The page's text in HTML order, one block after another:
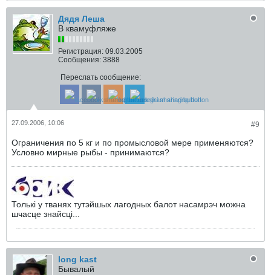
Дядя Леша
В квамуфляже
Регистрация: 09.03.2005
Сообщения: 3888
Переслать сообщение:
#9
27.09.2006, 10:06
Ограничения по 5 кг и по промысловой мере применяются?
Условно мирные рыбы - принимаются?
Толькi у тванях тутэйшых лагодных балот насамрэч можна
шчасце знайсцi...
long kast
Бывалый